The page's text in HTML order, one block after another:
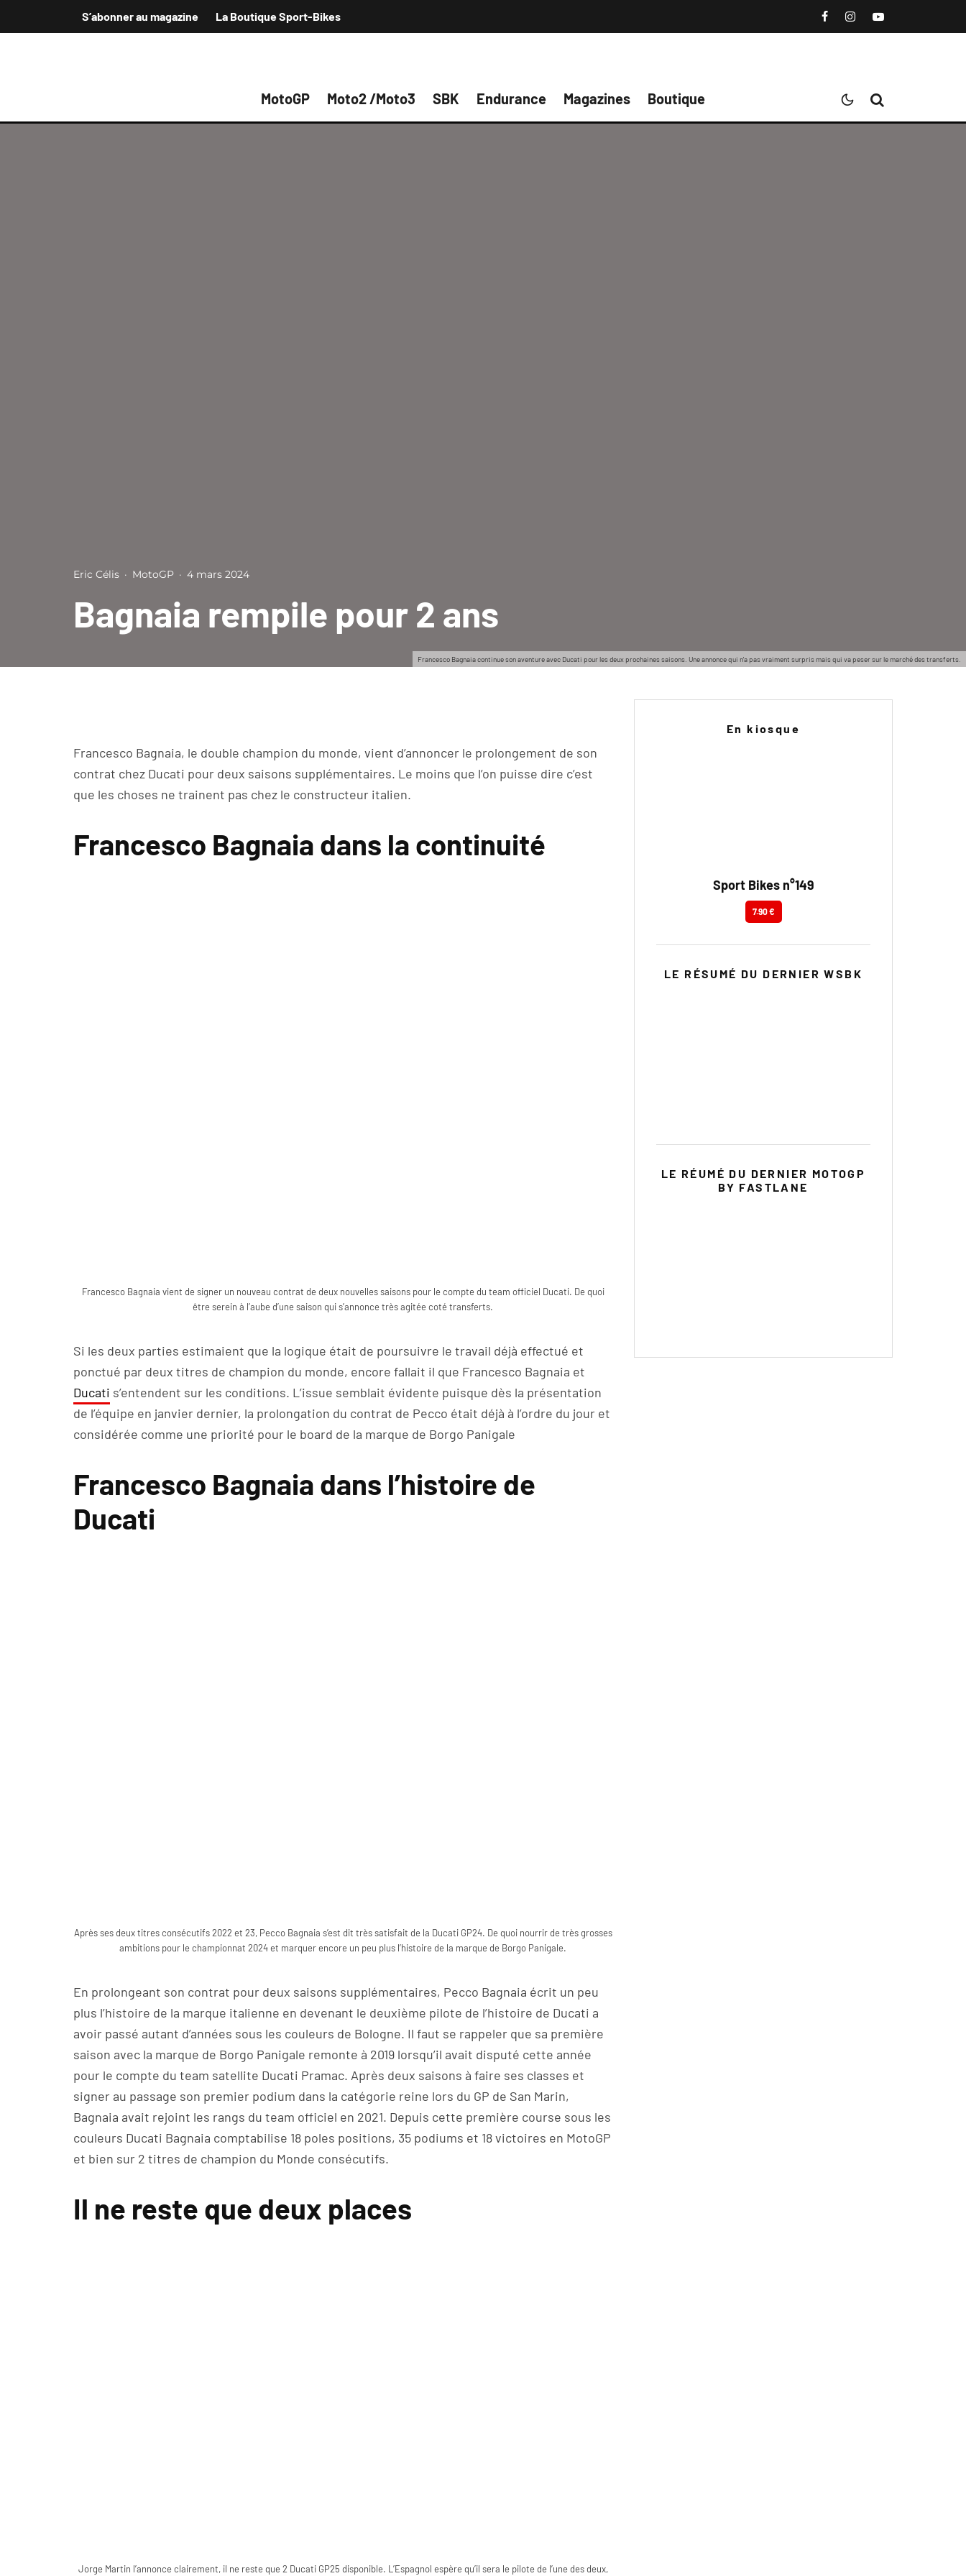
S’abonner au magazine La Boutique Sport-Bikes
MotoGP Moto2 /Moto3 SBK Endurance Magazines Boutique
Francesco Bagnaia continue son aventure avec Ducati pour les deux prochaines saisons. Une annonce qui n'a pas vraiment surpris mais qui va peser sur le marché des transferts.
Eric Célis · MotoGP · 4 mars 2024
Bagnaia rempile pour 2 ans
Francesco Bagnaia, le double champion du monde, vient d’annoncer le prolongement de son
contrat chez Ducati pour deux saisons supplémentaires. Le moins que l’on puisse dire c’est
que les choses ne trainent pas chez le constructeur italien.
Francesco Bagnaia dans la continuité
Francesco Bagnaia vient de signer un nouveau contrat de deux nouvelles saisons pour le compte du team officiel Ducati. De quoi
être serein à l’aube d’une saison qui s’annonce très agitée coté transferts.
Si les deux parties estimaient que la logique était de poursuivre le travail déjà effectué et
ponctué par deux titres de champion du monde, encore fallait il que Francesco Bagnaia et
Ducati s’entendent sur les conditions. L’issue semblait évidente puisque dès la présentation
de l’équipe en janvier dernier, la prolongation du contrat de Pecco était déjà à l’ordre du jour et
considérée comme une priorité pour le board de la marque de Borgo Panigale
Francesco Bagnaia dans l’histoire de
Ducati
Après ses deux titres consécutifs 2022 et 23, Pecco Bagnaia s’est dit très satisfait de la Ducati GP24. De quoi nourrir de très grosses
ambitions pour le championnat 2024 et marquer encore un peu plus l’histoire de la marque de Borgo Panigale.
En prolongeant son contrat pour deux saisons supplémentaires, Pecco Bagnaia écrit un peu
plus l’histoire de la marque italienne en devenant le deuxième pilote de l’histoire de Ducati a
avoir passé autant d’années sous les couleurs de Bologne. Il faut se rappeler que sa première
saison avec la marque de Borgo Panigale remonte à 2019 lorsqu’il avait disputé cette année
pour le compte du team satellite Ducati Pramac. Après deux saisons à faire ses classes et
signer au passage son premier podium dans la catégorie reine lors du GP de San Marin,
Bagnaia avait rejoint les rangs du team officiel en 2021. Depuis cette première course sous les
couleurs Ducati Bagnaia comptabilise 18 poles positions, 35 podiums et 18 victoires en MotoGP
et bien sur 2 titres de champion du Monde consécutifs.
Il ne reste que deux places
Jorge Martin l’annonce clairement, il ne reste que 2 Ducati GP25 disponible. L’Espagnol espère qu’il sera le pilote de l’une des deux,
En kiosque
Sport Bikes n°149
7.90 €
LE RÉSUMÉ DU DERNIER WSBK
LE RÉUMÉ DU DERNIER MOTOGP
BY FASTLANE